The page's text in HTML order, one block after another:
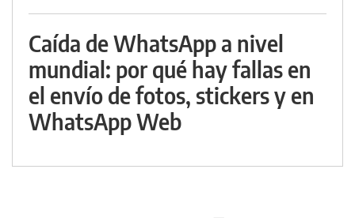
Caída de WhatsApp a nivel
mundial: por qué hay fallas en
el envío de fotos, stickers y en
WhatsApp Web